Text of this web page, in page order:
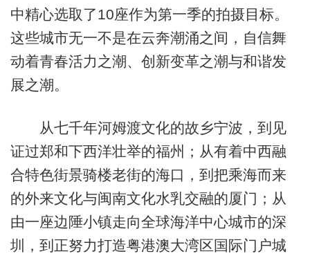
中精心选取了10座作为第一季的拍摄目标。
这些城市无一不是在云奔潮涌之间，自信舞
动着青春活力之潮、创新变革之潮与和谐发
展之潮。
从七千年河姆渡文化的故乡宁波，到见
证过郑和下西洋壮举的福州；从有着中西融
合特色街景骑楼老街的海口，到把乘海而来
的外来文化与闽南文化水乳交融的厦门；从
由一座边陲小镇走向全球海洋中心城市的深
圳，到正努力打造粤港澳大湾区国际门户城